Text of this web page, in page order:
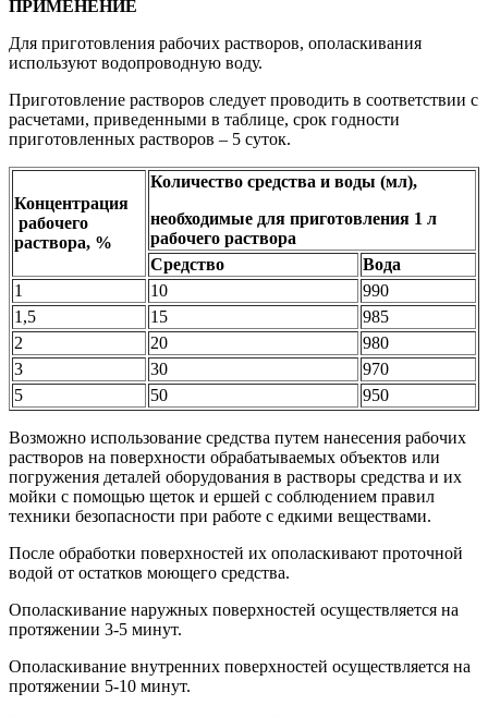
ПРИМЕНЕНИЕ
Для приготовления рабочих растворов, ополаскивания
используют водопроводную воду.
Приготовление растворов следует проводить в соответствии с
расчетами, приведенными в таблице, срок годности
приготовленных растворов – 5 суток.
Концентрация
рабочего
раствора, %
Количество средства и воды (мл),
необходимые для приготовления 1 л
рабочего раствора
Средство
Вода
1
10
990
1,5
15
985
2
20
980
3
30
970
5
50 950
Возможно использование средства путем нанесения рабочих
растворов на поверхности обрабатываемых объектов или
погружения деталей оборудования в растворы средства и их
мойки с помощью щеток и ершей с соблюдением правил
техники безопасности при работе с едкими веществами.
После обработки поверхностей их ополаскивают проточной
водой от остатков моющего средства.
Ополаскивание наружных поверхностей осуществляется на
протяжении 3-5 минут.
Ополаскивание внутренних поверхностей осуществляется на
протяжении 5-10 минут.